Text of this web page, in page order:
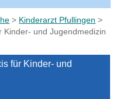
> Kinderarzt Pfullingen >
Kinder- und Jugendmedizin
für Kinder- und